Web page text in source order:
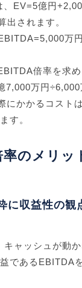
、EV=5億円
出されます。
万
倍率を求め
7,000万円
にかかるコスト
す。
のメリッ
に収益性の観
ャッシュが動
であるEBITDA